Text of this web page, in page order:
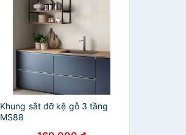
Khung sắt đỡ kệ gỗ 3 tầng
MS88